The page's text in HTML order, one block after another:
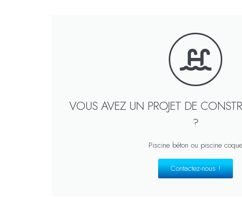
VOUS AVEZ UN PROJET DE
?
Piscine béton ou piscine coque
Contactez-nous !